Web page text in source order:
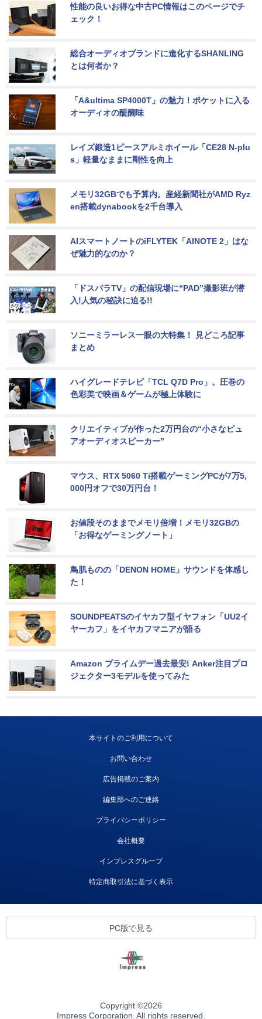
性能の良いお得な中古PC情報はこのページでチ
ェック！
総合オーディオブランドに進化するSHANLING
とは何者か？
「A&ultima SP4000T」の魅力！ポケットに入る
オーディオの醍醐味
レイズ鍛造1ピースアルミホイール「CE28 N-plu
s」軽量なままに剛性を向上
メモリ32GBでも予算内。産経新聞社がAMD Ryz
en搭載dynabookを2千台導入
AIスマートノートのiFLYTEK「AINOTE 2」はな
ぜ魅力的なのか？
「ドスパラTV」の配信現場に“PAD”撮影班が潜
入!人気の秘訣に迫る!!
ソニーミラーレス一眼の大特集！ 見どころ記事
まとめ
ハイグレードテレビ「TCL Q7D Pro」。圧巻の
色彩美で映画＆ゲームが極上体験に
クリエイティブが作った2万円台の“小さなピュ
アオーディオスピーカー”
マウス、RTX 5060 Ti搭載ゲーミングPCが7万5,
000円オフで30万円台！
お値段そのままでメモリ倍増！メモリ32GBの
「お得なゲーミングノート」
鳥肌ものの「DENON HOME」サウンドを体感し
た！
SOUNDPEATSのイヤカフ型イヤフォン「UU2イ
ヤーカフ」をイヤカフマニアが語る
Amazon プライムデー過去最安! Anker注目プロ
ジェクター3モデルを使ってみた
本サイトのご利用について
お問い合わせ
広告掲載のご案内
編集部へのご連絡
プライバシーポリシー
会社概要
インプレスグループ
特定商取引法に基づく表示
PC版で見る
Copyright ©2026
Impress Corporation. All rights reserved.